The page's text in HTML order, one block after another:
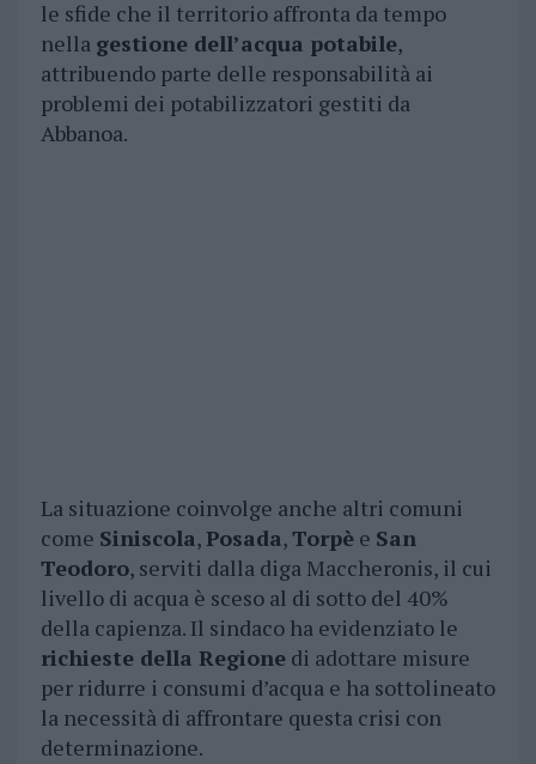
le sfide che il territorio affronta da tempo
nella gestione dell’acqua potabile,
attribuendo parte delle responsabilità ai
problemi dei potabilizzatori gestiti da
Abbanoa.
La situazione coinvolge anche altri comuni
come Siniscola,Posada,Torpèe San
Teodoro, serviti dalla diga Maccheronis, il cui
livello di acqua è sceso al di sotto del 40%
della capienza. Il sindaco ha evidenziato le
richieste della Regionedi adottare misure
per ridurre i consumi d’acqua e ha sottolineato
la necessità di affrontare questa crisi con
determinazione.